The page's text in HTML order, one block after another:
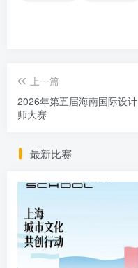
上一篇
2026年第五届海南国际设计
师大赛
最新比赛